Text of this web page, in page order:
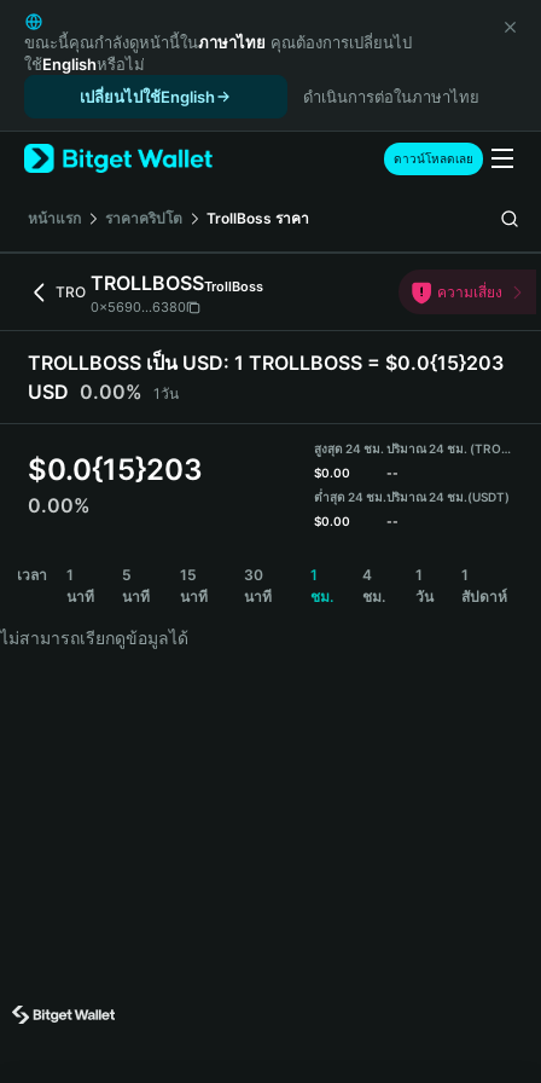
English
日本語
Tiếng Việt
Español (Latinoamérica)
Türkçe
Français
Deutsch
繁體中文
Português (Portugal)
Bahasa Indonesia
ภาษาไทย
हिन्दी
Español
Português (Brasil)
ขณะนี้คุณกำลังดูหน้านี้ในภาษาไทย คุณต้องการเปลี่ยนไป
ใช้Englishหรือไม่
เปลี่ยนไปใช้English
ดำเนินการต่อในภาษาไทย
ดาวน์โหลดเลย
หน้าแรก ราคาคริปโต TrollBoss ราคา
TRO TROLLBOSSTrollBoss
0x5690...6380
ความเสี่ยง
TROLLBOSS เป็น USD: 1 TROLLBOSS = $0.0{15}203
USD 0.00% 1วัน
$0.0{15}203
0.00%
สูงสุด 24 ชม.
$0.00
ต่ำสุด 24 ชม.
$0.00
ปริมาณ 24 ชม. (TROLLBOSS)
--
ปริมาณ 24 ชม.(USDT)
--
เวลา
1
นาที
5
นาที
15
นาที
30
นาที
1
ชม.
4
ชม.
1
วัน
1
สัปดาห์
ไม่สามารถเรียกดูข้อมูลได้